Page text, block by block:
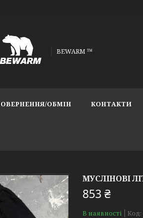
BEWARM ™
ОБМІН КОНТАКТИ
МУСЛІНОВІ
853 ₴
В наявності Код: